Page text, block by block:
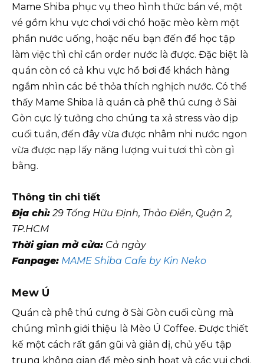
Mame Shiba phục vụ theo hình thức bán vé, một
vé gồm khu vực chơi với chó hoặc mèo kèm một
phần nước uống, hoặc nếu bạn đến để học tập
làm việc thì chỉ cần order nước là được. Đặc biệt là
quán còn có cả khu vực hồ bơi để khách hàng
ngắm nhìn các bé thỏa thích nghịch nước. Có thể
thấy Mame Shiba là quán cà phê thú cưng ở Sài
Gòn cực lý tưởng cho chúng ta xả stress vào dịp
cuối tuần, đến đây vừa được nhâm nhi nước ngon
vừa được nạp lấy năng lượng vui tươi thì còn gì
bằng.
Thông tin chi tiết
Địa chỉ: 29 Tống Hữu Định, Thảo Điền, Quận 2,
TP.HCM
Thời gian mở cửa: Cả ngày
Fanpage: MAME Shiba Cafe by Kin Neko
Mew Ú
Quán cà phê thú cưng ở Sài Gòn cuối cùng mà
chúng mình giới thiệu là Mèo Ú Coffee. Được thiết
kế một cách rất gần gũi và giản dị, chủ yếu tập
trung không gian để mèo sinh hoạt và các vui chơi.